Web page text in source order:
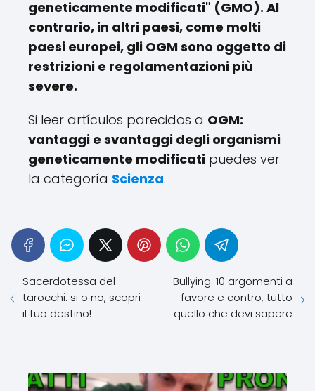
geneticamente modificati" (GMO). Al
contrario, in altri paesi, come molti
paesi europei, gli OGM sono oggetto di
restrizioni e regolamentazioni più
severe.
Si leer artículos parecidos a OGM:
vantaggi e svantaggi degli organismi
geneticamente modificati puedes ver
la categoría Scienza.
Sacerdotessa del
tarocchi: si o no, scopri
il tuo destino!
Bullying: 10 argomenti a
favore e contro, tutto
quello che devi sapere